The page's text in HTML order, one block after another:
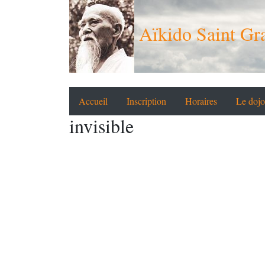
Aïkido Saint
Accueil Inscription Horaires Le dojo
invisible